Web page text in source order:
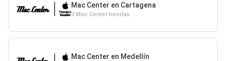
Mac Center en Cartagena
3 Mac Center tiendas
Mac Center en Medellín